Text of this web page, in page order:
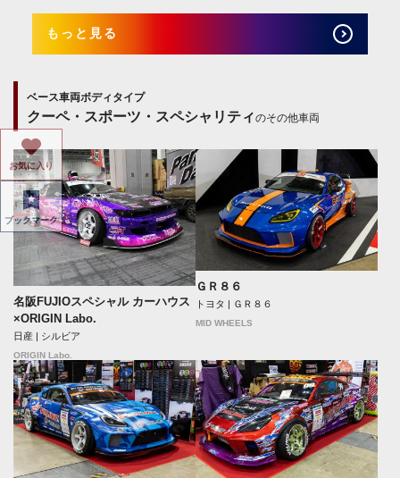
もっと見る
ベース車両ボディタイプ
クーペ・スポーツ・スペシャリティのその他車両
名阪FUJIOスペシャル カーハウス
×ORIGIN Labo.
日産 | シルビア
ORIGIN Labo.
ＧＲ８６
トヨタ | ＧＲ８６
MID WHEELS
お気に入り
ブックマーク